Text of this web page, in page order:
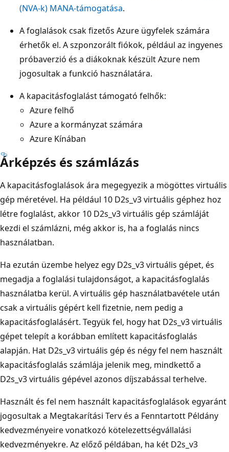
(NVA-k) MANA-támogatása.
A foglalások csak fizetős Azure ügyfelek számára
érhetők el. A szponzorált fiókok, például az ingyenes
próbaverzió és a diákoknak készült Azure nem
jogosultak a funkció használatára.
A kapacitásfoglalást támogató felhők:
Azure felhő
Azure a kormányzat számára
Azure Kínában
Árképzés és számlázás
A kapacitásfoglalások ára megegyezik a mögöttes virtuális
gép méretével. Ha például 10 D2s_v3 virtuális géphez hoz
létre foglalást, akkor 10 D2s_v3 virtuális gép számláját
kezdi el számlázni, még akkor is, ha a foglalás nincs
használatban.
Ha ezután üzembe helyez egy D2s_v3 virtuális gépet, és
megadja a foglalási tulajdonságot, a kapacitásfoglalás
használatba kerül. A virtuális gép használatbavétele után
csak a virtuális gépért kell fizetnie, nem pedig a
kapacitásfoglalásért. Tegyük fel, hogy hat D2s_v3 virtuális
gépet telepít a korábban említett kapacitásfoglalás
alapján. Hat D2s_v3 virtuális gép és négy fel nem használt
kapacitásfoglalás számlája jelenik meg, mindkettő a
D2s_v3 virtuális gépével azonos díjszabással terhelve.
Használt és fel nem használt kapacitásfoglalások egyaránt
jogosultak a Megtakarítási Terv és a Fenntartott Példány
kedvezményeire vonatkozó kötelezettségvállalási
kedvezményekre. Az előző példában, ha két D2s_v3